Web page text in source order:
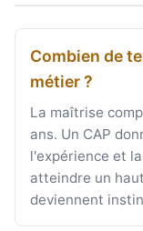
Combien de
métier ?
La maîtrise
ans. Un CAP
l'expérience et
atteindre un
deviennent